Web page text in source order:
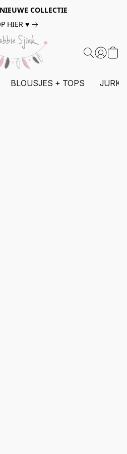
COLLECTIE
HIER ♥
BLOUSJES + TOPS